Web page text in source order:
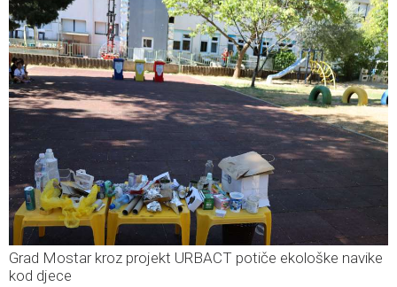
Grad Mostar kroz projekt URBACT potiče ekološke navike
kod djece